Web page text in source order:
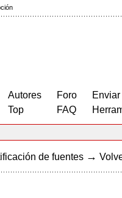
Autores
Top
Foro
FAQ
de fuentes →